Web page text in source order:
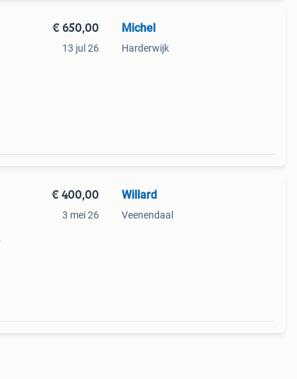
€ 650,00
13 jul 26
Michel
Harderwijk
€ 400,00
3 mei 26
Willard
Veenendaal